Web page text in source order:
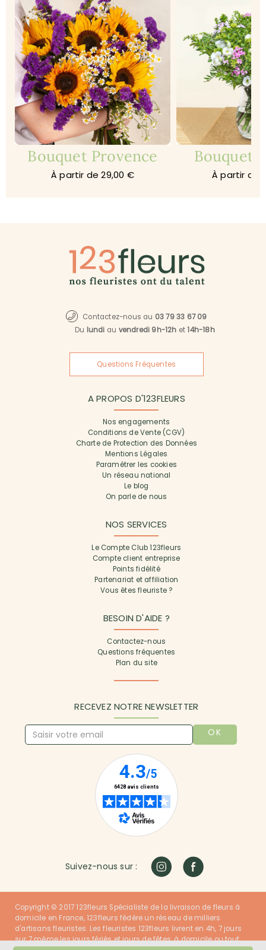
Bouquet Provence
À partir de 29,00 €
Bouquet
À partir de
Contactez-nous au 03 79 33 67 09
Du lundi au vendredi 9h-12h et14h-18h
Questions Fréquentes
A PROPOS D'123FLEURS
Nos engagements
Conditions de Vente (CGV)
Charte de Protection des Données
Mentions Légales
Paramétrer les cookies
Un réseau national
Le blog
On parle de nous
NOS SERVICES
Le Compte Club 123fleurs
Compte client entreprise
Points fidélité
Partenariat et affiliation
Vous êtes fleuriste ?
BESOIN D'AIDE ?
Contactez-nous
Questions fréquentes
Plan du site
RECEVEZ NOTRE NEWSLETTER
OK
Suivez-nous sur :
Copyright © 2017 123fleurs Spécialiste de la livraison de fleurs à
domicile en France, 123fleurs fédère un réseau de milliers
d'artisans fleuristes. Les fleuristes 123fleurs livrent en 4h, 7 jours
sur 7 même les jours fériés et jours de fêtes, à domicile ou tout